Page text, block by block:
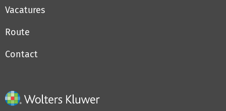
Vacatures
Route
Contact